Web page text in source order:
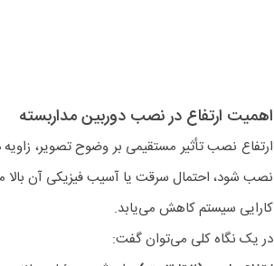
اهمیت ارتفاع در نصب دوربین مداربسته
ارتفاع نصب تأثیر مستقیمی بر وضوح تصویر،
نصب شود، احتمال سرقت یا آسیب فیزیکی آن بالا
کارایی سیستم کاهش می‌یابد.
در یک نگاه کلی می‌توان گفت: